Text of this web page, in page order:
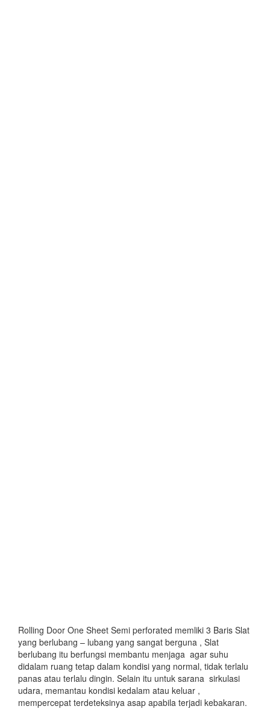
Rolling Door One Sheet Semi perforated memliki 3 Baris Slat
yang berlubang – lubang yang sangat berguna , Slat
berlubang itu berfungsi membantu menjaga agar suhu
didalam ruang tetap dalam kondisi yang normal, tidak terlalu
panas atau terlalu dingin. Selain itu untuk sarana sirkulasi
udara, memantau kondisi kedalam atau keluar ,
mempercepat terdeteksinya asap apabila terjadi kebakaran.